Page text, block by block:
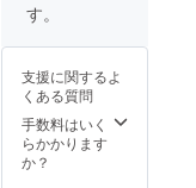
す。
支援に関するよ
くある質問
手数料はいく
らかかります
か？